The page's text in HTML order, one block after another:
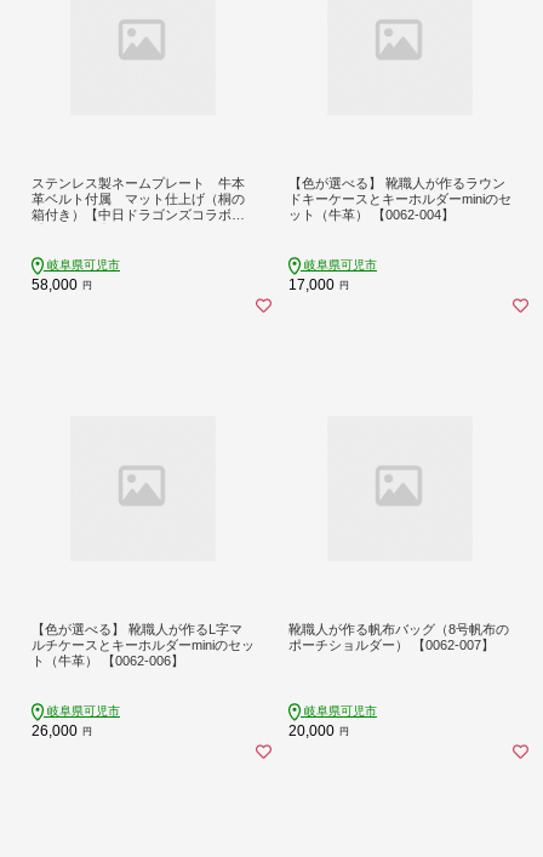
ステンレス製ネームプレート 牛本
革ベルト付属 マット仕上げ（桐の
箱付き）【中日ドラゴンズコラボ】
岐阜県可児市
58,000 円
【色が選べる】 靴職人が作るラウン
ドキーケースとキーホルダーminiのセ
ット（牛革） 【0062-004】
岐阜県可児市
17,000 円
【色が選べる】 靴職人が作るL字マ
ルチケースとキーホルダーminiのセッ
ト（牛革） 【0062-006】
岐阜県可児市
26,000 円
靴職人が作る帆布バッグ（8号帆布の
ポーチショルダー） 【0062-007】
岐阜県可児市
20,000 円